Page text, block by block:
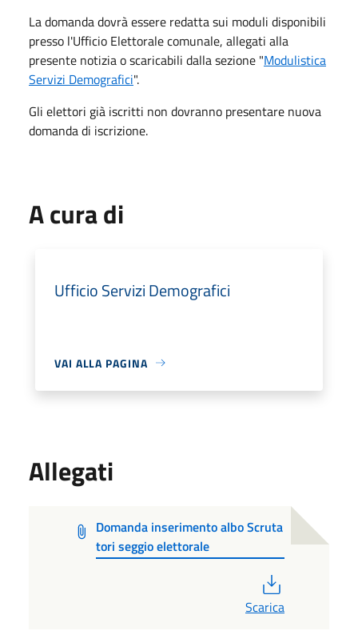
La domanda dovrà essere redatta sui moduli disponibili
presso l'Ufficio Elettorale comunale, allegati alla
presente notizia o scaricabili dalla sezione "Modulistica
Servizi Demografici".
Gli elettori già iscritti non dovranno presentare nuova
domanda di iscrizione.
A cura di
Ufficio Servizi Demografici
VAI ALLA PAGINA
Allegati
Domanda inserimento albo Scruta
tori seggio elettorale
Scarica